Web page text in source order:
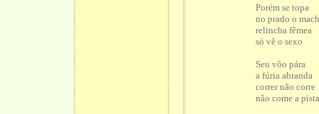
Porém se topa
no prado o
relincha fêmea
só vê o sexo
Seu vôo pára
a fúria abranda
correr não corre
não come a